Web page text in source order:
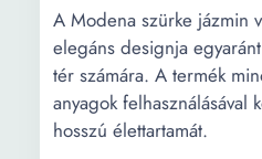
A Modena szürke jázmin
elegáns designja
tér számára. A termék
anyagok felhasználásával
hosszú élettartamát.